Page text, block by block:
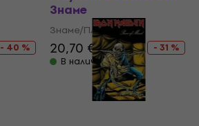
- 40 %
Знаме
Знаме/Плакат
20,70 €29,90 €
- 31 %
В наличност